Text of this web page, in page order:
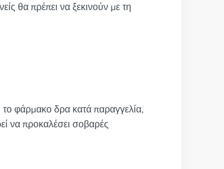
θα πρέπει να ξεκινούν με τη
φάρμακο δρα κατά παραγγελία,
να προκαλέσει σοβαρές